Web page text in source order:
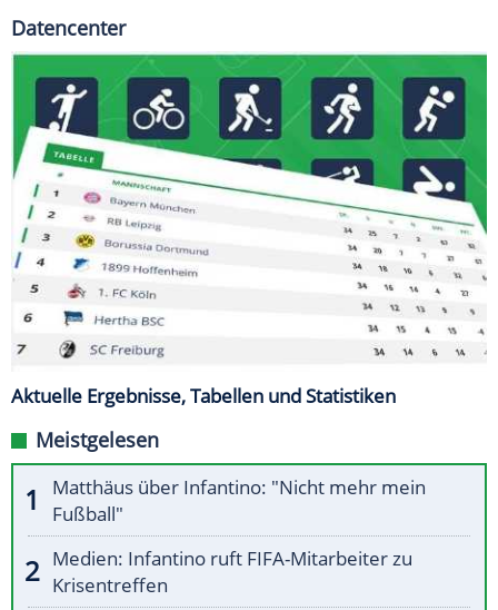
Datencenter
Aktuelle Ergebnisse, Tabellen und Statistiken
Meistgelesen
Matthäus über Infantino: "Nicht mehr mein
Fußball"
Medien: Infantino ruft FIFA-Mitarbeiter zu
Krisentreffen